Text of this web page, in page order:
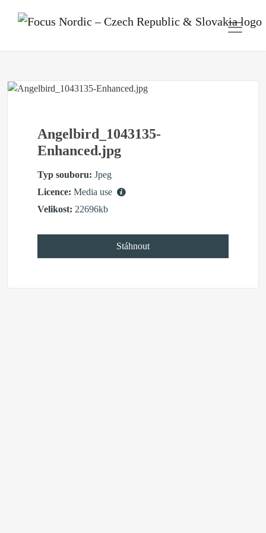
Angelbird_1043135-
Enhanced.jpg
Typ souboru: Jpeg
Licence: Media use
Velikost: 22696kb
Stáhnout